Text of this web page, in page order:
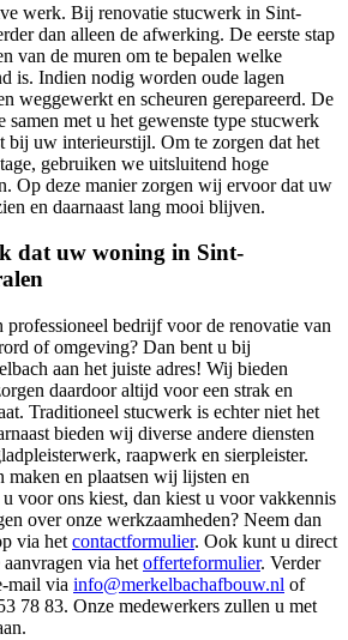
werk. Bij renovatie stucwerk in Sint-
dan alleen de afwerking. De eerste stap
van de muren om te bepalen welke
is. Indien nodig worden oude lagen
weggewerkt en scheuren gerepareerd. De
samen met u het gewenste type stucwerk
bij uw interieurstijl. Om te zorgen dat het
gebruiken we uitsluitend hoge
Op deze manier zorgen wij ervoor dat uw
en daarnaast lang mooi blijven.
dat uw woning in Sint-
professioneel bedrijf voor de renovatie van
of omgeving? Dan bent u bij
aan het juiste adres! Wij bieden
daardoor altijd voor een strak en
Traditioneel stucwerk is echter niet het
bieden wij diverse andere diensten
raapwerk en sierpleister.
en plaatsen wij lijsten en
voor ons kiest, dan kiest u voor vakkennis
over onze werkzaamheden? Neem dan
via het contactformulier. Ook kunt u direct
via het offerteformulier. Verder
mail via info@merkelbachafbouw.nl of
78 83. Onze medewerkers zullen u met